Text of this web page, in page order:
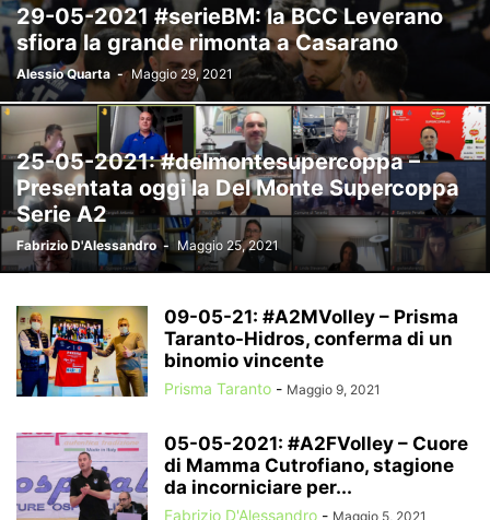
29-05-2021 #serieBM: la BCC Leverano
sfiora la grande rimonta a Casarano
Alessio Quarta - Maggio 29, 2021
25-05-2021: #delmontesupercoppa –
Presentata oggi la Del Monte Supercoppa
Serie A2
Fabrizio D'Alessandro - Maggio 25, 2021
09-05-21: #A2MVolley – Prisma
Taranto-Hidros, conferma di un
binomio vincente
Prisma Taranto - Maggio 9, 2021
05-05-2021: #A2FVolley – Cuore
di Mamma Cutrofiano, stagione
da incorniciare per...
Fabrizio D'Alessandro - Maggio 5, 2021